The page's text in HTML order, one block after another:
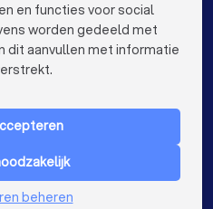
in Den Haag
in Eindhoven
in Groningen
in Almere
in Breda
keyboard_arrow_down
en functies voor social
worden gedeeld met
dit aanvullen met informatie
beheren